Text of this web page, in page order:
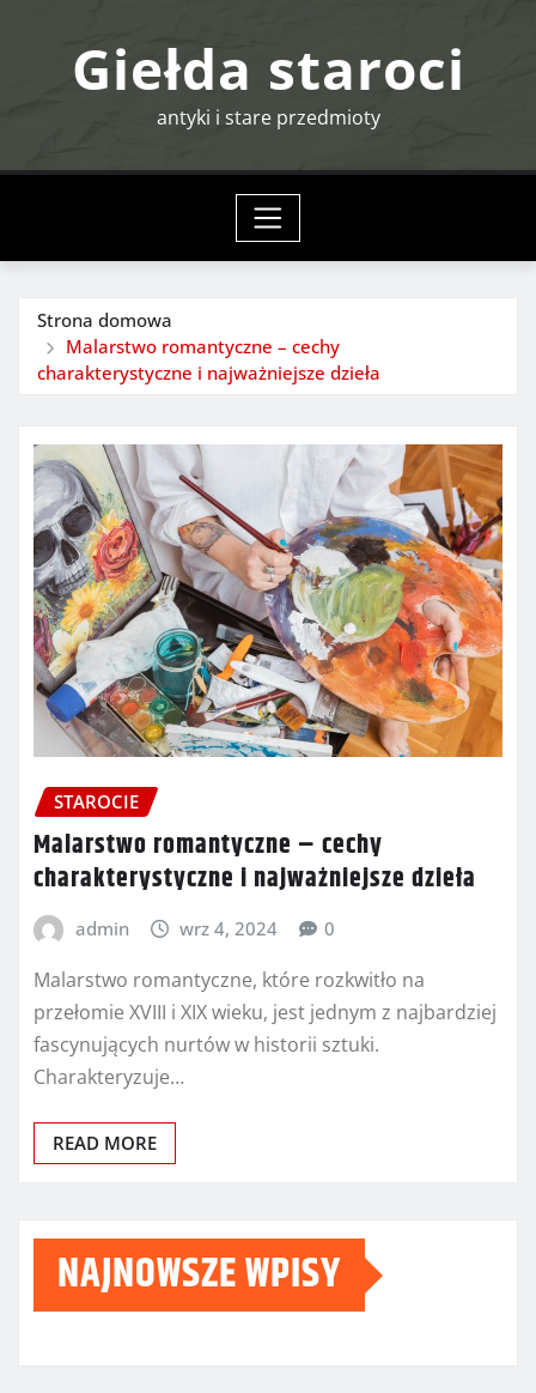
Giełda staroci
antyki i stare przedmioty
Strona domowa
Malarstwo romantyczne – cechy
charakterystyczne i najważniejsze dzieła
STAROCIE
Malarstwo romantyczne – cechy
charakterystyczne i najważniejsze dzieła
admin wrz 4, 2024 0
Malarstwo romantyczne, które rozkwitło na
przełomie XVIII i XIX wieku, jest jednym z najbardziej
fascynujących nurtów w historii sztuki.
Charakteryzuje…
READ MORE
NAJNOWSZE WPISY